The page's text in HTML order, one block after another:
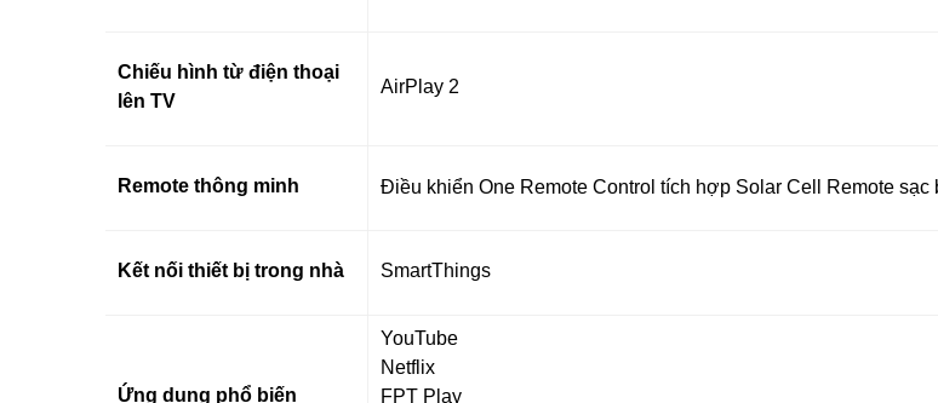
Chiếu hình từ điện thoại
lên TV
AirPlay 2
Remote thông minh Điều khiển One Remote Control tích hợp Solar Cell Remote sạc
Kết nối thiết bị trong nhà SmartThings
Ứng dụng phổ biến
YouTube
Netflix
FPT Play